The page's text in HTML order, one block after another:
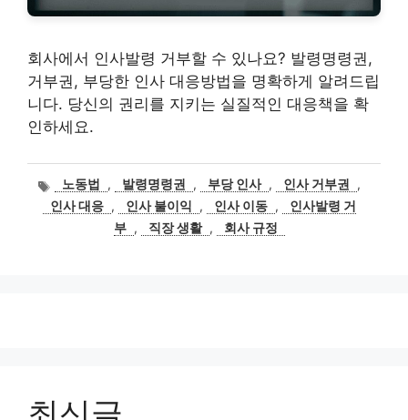
회사에서 인사발령 거부할 수 있나요? 발령명령권,
거부권, 부당한 인사 대응방법을 명확하게 알려드립
니다. 당신의 권리를 지키는 실질적인 대응책을 확
인하세요.
태
그
노동법 , 발령명령권 , 부당 인사 , 인사 거부권
,
인사 대응 , 인사 불이익 , 인사 이동 ,
인사발령 거
부 , 직장 생활 , 회사 규정